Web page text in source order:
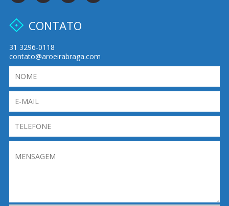
CONTATO
31 3296-0118
contato@aroeirabraga.com